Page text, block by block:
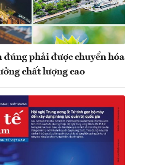
đúng phải được chuyển hóa
chất lượng cao